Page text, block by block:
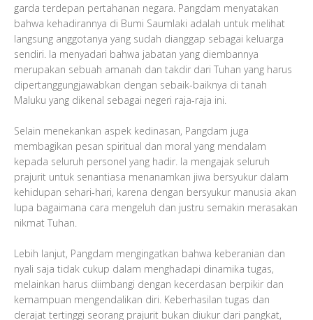
garda terdepan pertahanan negara. Pangdam menyatakan
bahwa kehadirannya di Bumi Saumlaki adalah untuk melihat
langsung anggotanya yang sudah dianggap sebagai keluarga
sendiri. Ia menyadari bahwa jabatan yang diembannya
merupakan sebuah amanah dan takdir dari Tuhan yang harus
dipertanggungjawabkan dengan sebaik-baiknya di tanah
Maluku yang dikenal sebagai negeri raja-raja ini.
​Selain menekankan aspek kedinasan, Pangdam juga
membagikan pesan spiritual dan moral yang mendalam
kepada seluruh personel yang hadir. Ia mengajak seluruh
prajurit untuk senantiasa menanamkan jiwa bersyukur dalam
kehidupan sehari-hari, karena dengan bersyukur manusia akan
lupa bagaimana cara mengeluh dan justru semakin merasakan
nikmat Tuhan.
Lebih lanjut, Pangdam mengingatkan bahwa keberanian dan
nyali saja tidak cukup dalam menghadapi dinamika tugas,
melainkan harus diimbangi dengan kecerdasan berpikir dan
kemampuan mengendalikan diri. Keberhasilan tugas dan
derajat tertinggi seorang prajurit bukan diukur dari pangkat,